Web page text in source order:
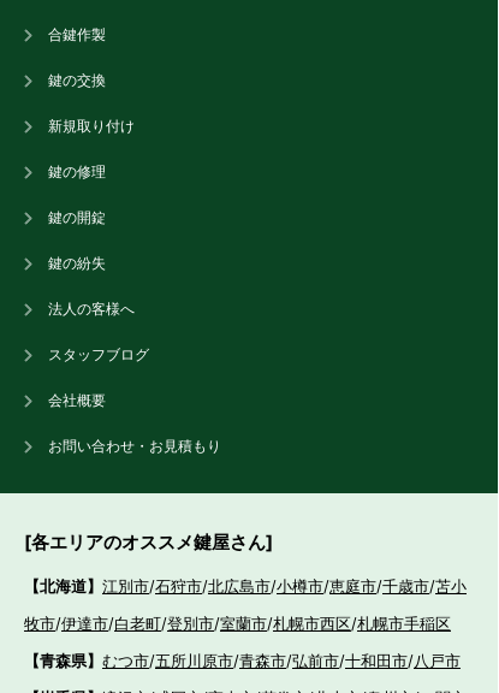
合鍵作製
鍵の交換
新規取り付け
鍵の修理
鍵の開錠
鍵の紛失
法人の客様へ
スタッフブログ
会社概要
お問い合わせ・お見積もり
[各エリアのオススメ鍵屋さん]
【北海道】 江別市/石狩市/北広島市/小樽市/恵庭市/千歳市/苫小
牧市/伊達市/白老町/登別市/室蘭市/札幌市西区/札幌市手稲区
【青森県】 むつ市/五所川原市/青森市/弘前市/十和田市/八戸市